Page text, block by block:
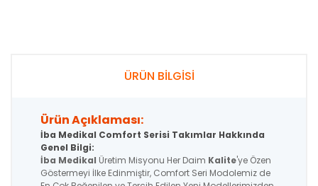
ÜRÜN BİLGİSİ
Ürün Açıklaması:
İba Medikal Comfort Serisi Takımlar Hakkında
Genel Bilgi:
İba Medikal Üretim Misyonu Her Daim Kalite'ye Özen
Göstermeyi İlke Edinmiştir, Comfort Seri Modolemiz de